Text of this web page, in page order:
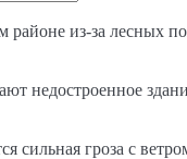
районе из-за лесных
недостроенное
сильная гроза с